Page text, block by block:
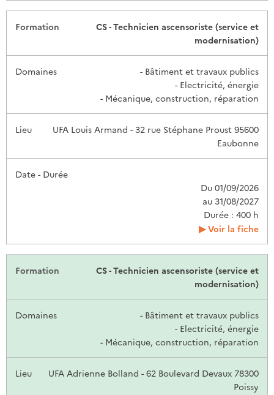
CS - Technicien ascensoriste (service et
modernisation)
- Bâtiment et travaux publics
- Electricité, énergie
- Mécanique, construction, réparation
UFA Louis Armand - 32 rue Stéphane Proust 95600
Eaubonne
Du 01/09/2026
au 31/08/2027
Durée : 400 h
Voir la fiche
CS - Technicien ascensoriste (service et
modernisation)
- Bâtiment et travaux publics
- Electricité, énergie
- Mécanique, construction, réparation
UFA Adrienne Bolland - 62 Boulevard Devaux 78300
Poissy